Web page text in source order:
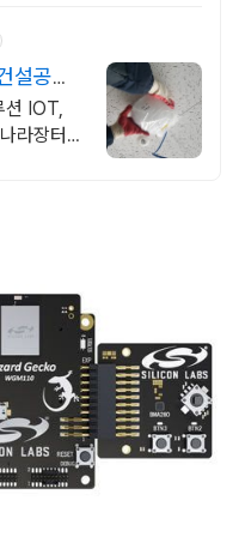
설공사
션 IOT,
라장터